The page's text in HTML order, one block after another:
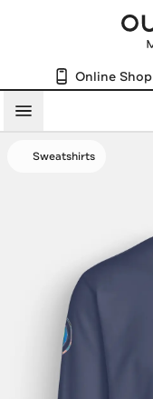
Online Shop
Menü
Sweatshirts